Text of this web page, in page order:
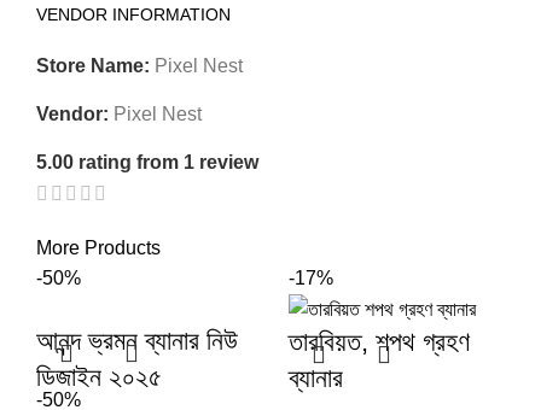
VENDOR INFORMATION
Store Name: Pixel Nest
Vendor: Pixel Nest
5.00 rating from 1 review
More Products
-50%
আনন্দ ভ্রমন ব্যানার নিউ
ডিজাইন ২০২৫
-17%
তারবিয়ত, শপথ গ্রহণ
ব্যানার
-50%